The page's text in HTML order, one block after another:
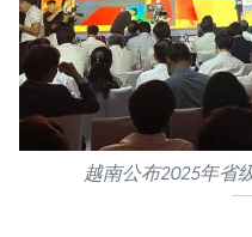
越南公布2025年省